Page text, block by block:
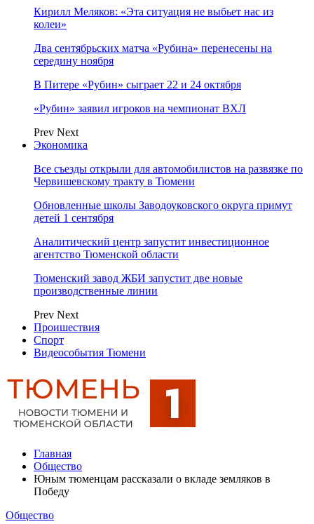
Кирилл Меляков: «Эта ситуация не выбьет нас из
колеи»
Два сентябрьских матча «Рубина» перенесены на
середину ноября
В Питере «Рубин» сыграет 22 и 24 октября
«Рубин» заявил игроков на чемпионат ВХЛ
Prev Next
Экономика
Все съезды открыли для автомобилистов на развязке по
Червишевскому тракту в Тюмени
Обновленные школы Заводоуковского округа примут
детей 1 сентября
Аналитический центр запустит инвестиционное
агентство Тюменской области
Тюменский завод ЖБИ запустит две новые
производственные линии
Prev Next
Проишествия
Спорт
Видеособытия Тюмени
Главная
Общество
Юным тюменцам рассказали о вкладе земляков в
Победу
Общество